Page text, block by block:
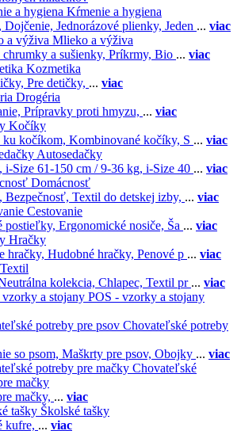
Kŕmenie a hygiena
Dojčenie, Jednorázové plienky, Jeden ... viac
Mlieko a výživa
chrumky a sušienky, Príkrmy, Bio ... viac
Kozmetika
Pre detičky, ... viac
Drogéria
Prípravky proti hmyzu, ... viac
Kočíky
kočíkom, Kombinované kočíky, S ... viac
Autosedačky
i-Size 61-150 cm / 9-36 kg, i-Size 40 ... viac
Domácnosť
Bezpečnosť, Textil do detskej izby, ... viac
Cestovanie
postieľky, Ergonomické nosiče, Ša ... viac
Hračky
hračky, Hudobné hračky, Penové p ... viac
Textil
kolekcia, Chlapec, Textil pr ... viac
POS - vzorky a stojany
Chovateľské potreby
so psom, Maškrty pre psov, Obojky ... viac
Chovateľské
mačky
mačky, ... viac
Školské tašky
kufre, ... viac